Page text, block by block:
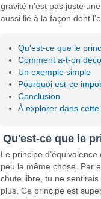
gravité n'est pas juste
aussi lié à la façon dont
Qu'est-ce que le
Comment a-t-on
Un exemple simple
Pourquoi est-ce
Conclusion
À explorer dans
Qu'est-ce que le
Le principe d’équivalence
peu la même chose. Par
chute libre, tu ne
plus. Ce principe est